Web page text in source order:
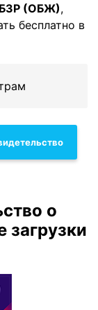
(ОБЖ),
бесплатно в
о
загрузки